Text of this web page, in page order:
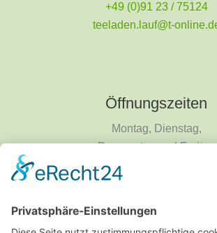
+49 (0)91 23 / 75124
teeladen.lauf@t-
Öffnungszeiten
Montag, Dienstag,
Donnerstag und Freitag
9 - 14 Uhr